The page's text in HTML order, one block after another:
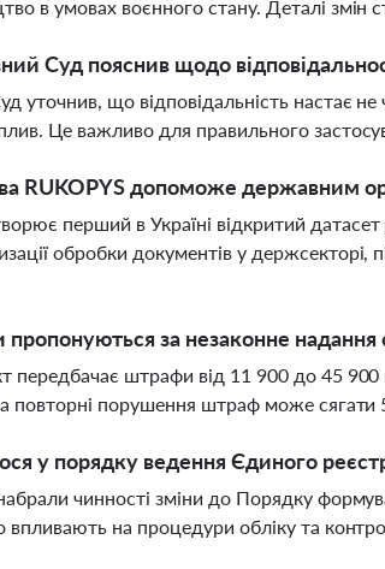
в умовах воєнного стану. Деталі змін
Суд пояснив щодо
уточнив, що відповідальність настає не
Це важливо для правильного
RUKOPYS допоможе державним
перший в Україні відкритий
обробки документів у
за незаконне надання
передбачає штрафи від 11 900 до 45 900
повторні порушення штраф може сягати
у порядку ведення Єдиного
чинності зміни до Порядку
впливають на процедури обліку та